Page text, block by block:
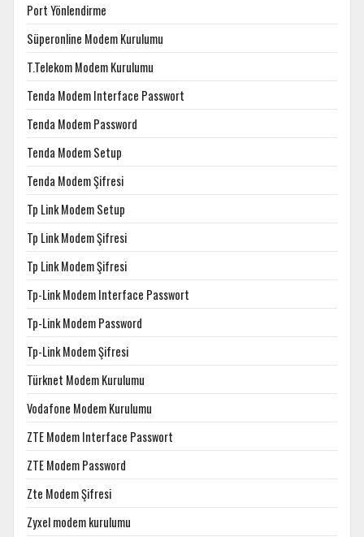
Port Yönlendirme
Süperonline Modem Kurulumu
T.Telekom Modem Kurulumu
Tenda Modem Interface Passwort
Tenda Modem Password
Tenda Modem Setup
Tenda Modem Şifresi
Tp Link Modem Setup
Tp Link Modem Şifresi
Tp Link Modem Şifresi
Tp-Link Modem Interface Passwort
Tp-Link Modem Password
Tp-Link Modem Şifresi
Türknet Modem Kurulumu
Vodafone Modem Kurulumu
ZTE Modem Interface Passwort
ZTE Modem Password
Zte Modem Şifresi
Zyxel modem kurulumu